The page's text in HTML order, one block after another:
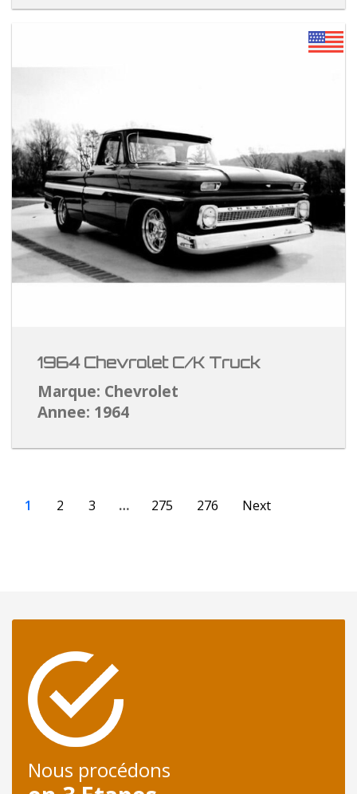
1964 Chevrolet C/K Truck
Marque: Chevrolet
Annee: 1964
1 2 3 … 275 276 Next
Nous procédons